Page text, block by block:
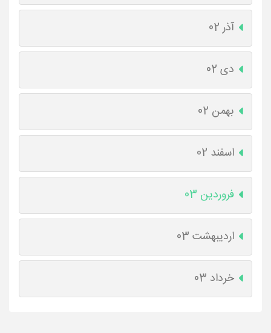
آذر 02
دی 02
بهمن 02
اسفند 02
فروردین 03
اردیبهشت 03
خرداد 03